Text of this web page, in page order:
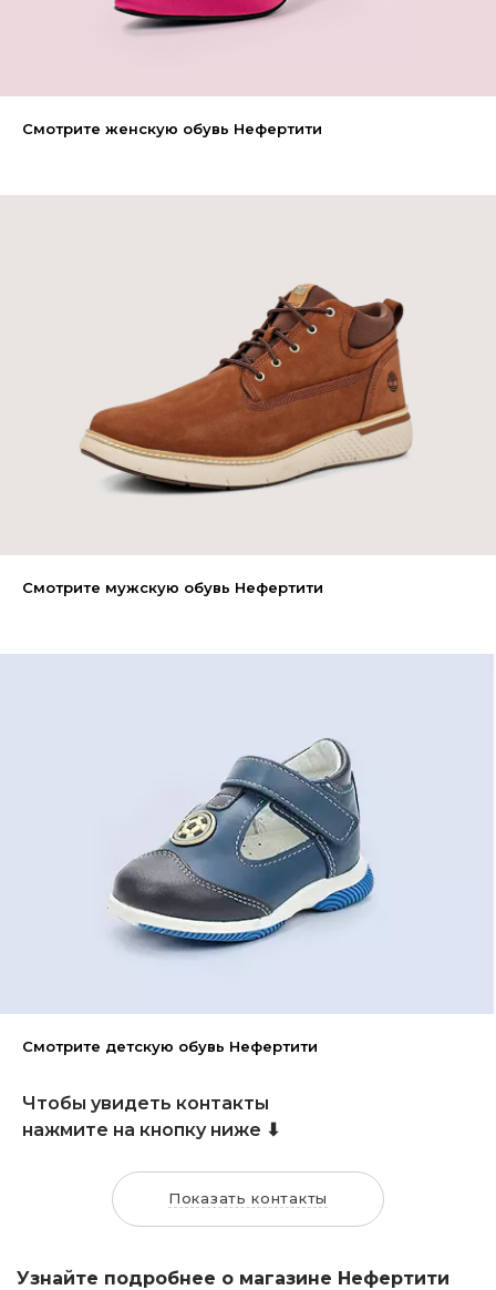
Смотрите женскую обувь Нефертити
Смотрите мужскую обувь Нефертити
Смотрите детскую обувь Нефертити
Чтобы увидеть контакты
нажмите на кнопку ниже ⬇
Показать контакты
Узнайте подробнее о магазине Нефертити